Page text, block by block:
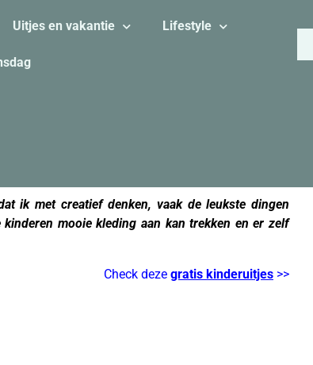
Uitjes en vakantie Lifestyle
ik met creatief denken, vaak de leukste dingen
mooie kleding aan kan trekken en er zelf
Check deze gratis kinderuitjes >>